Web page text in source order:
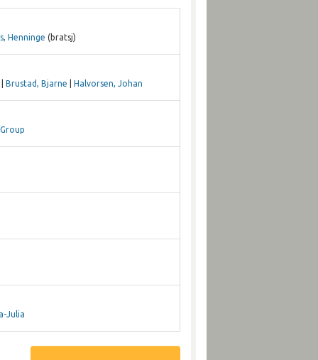
Henninge (bratsj)
Brustad, Bjarne Halvorsen, Johan
Julia